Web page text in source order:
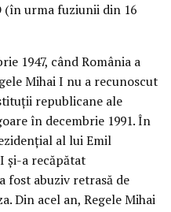
(în urma fuziunii din 16
1947, când România a
Mihai I nu a recunoscut
republicane ale
în decembrie 1991. În
al lui Emil
şi-a recăpătat
fost abuziv retrasă de
Din acel an, Regele Mihai